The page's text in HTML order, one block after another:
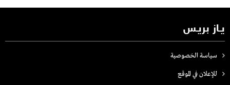
يـاز بريـس
سياسة الخصوصية
للإعلان في الموقع